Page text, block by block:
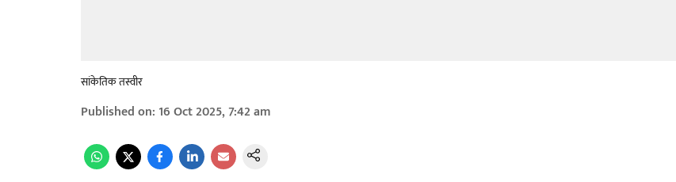
सांकेतिक तस्वीर
Published on: 16 Oct 2025, 7:42 am